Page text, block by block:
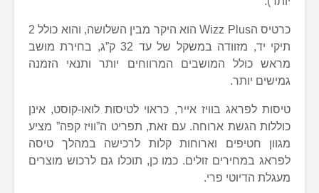
כרטיס הWizz Plus הוא היקר מבין השלושה, והוא כולל 2
תיקי יד, מזוודה במשקל של עד 32 ק”ג, בחירת מושב
מראש כולל המושבים המרווחים יותר ותנאי הזמנה
גמישים יותר.
טיסות לפראג בוויז אייר, כראוי לטיסות לואו-קוסט, אינן
כוללות הגשת ארוחה. עם זאת, תפריט ה”וויז קפה” מציע
מגוון חטיפים וארוחות קלות לרכישה במהלך טיסה
לפראג במחירים זולים. כמו כן, תוכלו גם לרכוש מוצרים
מעגלת הדיוטי פרי.